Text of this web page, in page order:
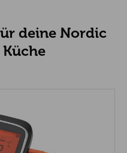
deine Nordic